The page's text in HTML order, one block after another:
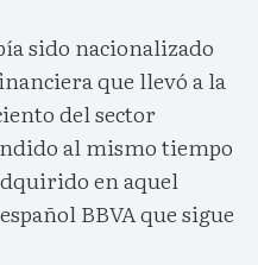
sido nacionalizado
que llevó a la
del sector
al mismo tiempo
en aquel
BBVA que sigue